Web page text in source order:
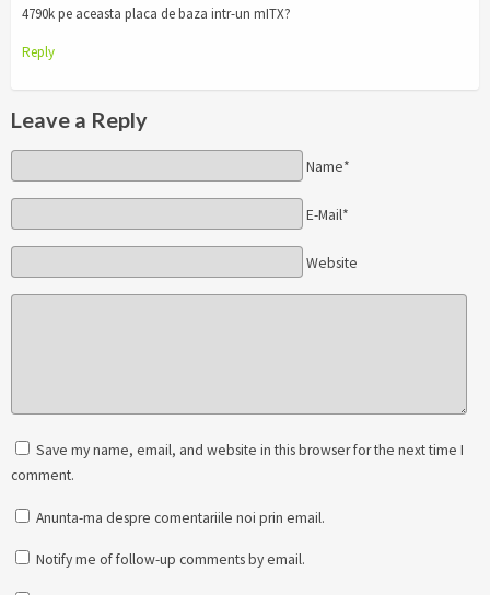
4790k pe aceasta placa de baza intr-un mITX?
Reply
Leave a Reply
Name*
E-Mail*
Website
Save my name, email, and website in this browser for the next time I
comment.
Anunta-ma despre comentariile noi prin email.
Notify me of follow-up comments by email.